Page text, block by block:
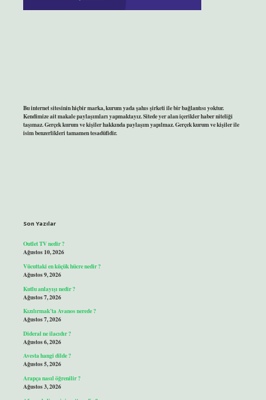
Bu internet sitesinin hiçbir marka, kurum yada şahıs şirketi ile bir bağlantısı yoktur.
Kendimize ait makale paylaşımları yapmaktayız. Sitede yer alan içerikler haber niteliği
taşımaz. Gerçek kurum ve kişiler hakkında paylaşım yapılmaz. Gerçek kurum ve kişiler ile
isim benzerlikleri tamamen tesadüfidir.
Son Yazılar
Outlet TV nedir ?
Ağustos 10, 2026
Vücuttaki en küçük hücre nedir ?
Ağustos 9, 2026
Kutlu anlayışı nedir ?
Ağustos 7, 2026
Kızılırmak’ta Avanos nerede ?
Ağustos 7, 2026
Dideral ne ilacıdır ?
Ağustos 6, 2026
Avesta hangi dilde ?
Ağustos 5, 2026
Arapça nasıl öğrenilir ?
Ağustos 3, 2026